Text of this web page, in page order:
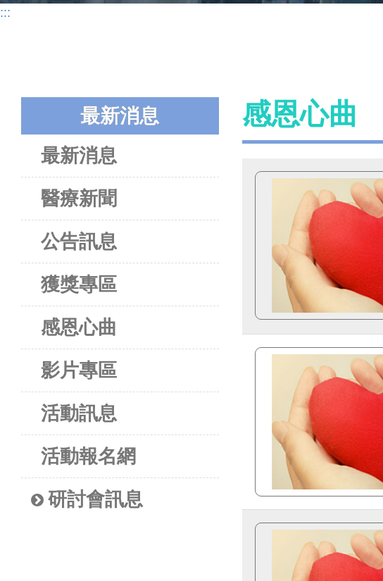
:::
最新消息
最新消息
醫療新聞
公告訊息
獲獎專區
感恩心曲
影片專區
活動訊息
活動報名網
研討會訊息
感恩心曲